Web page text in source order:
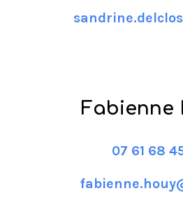
Fabienne
07 61 68